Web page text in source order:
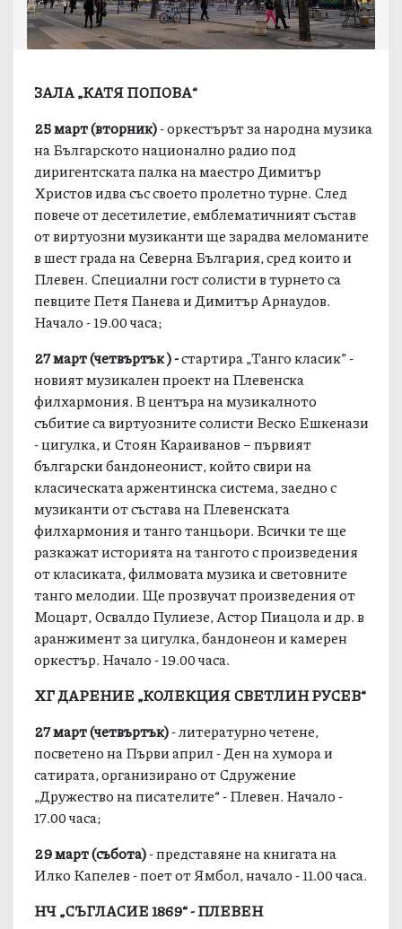
ЗАЛА „КАТЯ ПОПОВА“
25 март(вторник)- оркестърът за народна музика
на Българското национално радио под
диригентската палка на маестро Димитър
Христов идва със своето пролетно турне. След
повече от десетилетие, емблематичният състав
от виртуозни музиканти ще зарадва меломаните
в шест града на Северна България, сред които и
Плевен. Специални гост солисти в турнето са
певците Петя Панева и Димитър Арнаудов.
Начало - 19.00 часа;
27 март(четвъртък)-стартира „Танго класик” -
новият музикален проект на Плевенска
филхармония. В центъра на музикалното
събитие са виртуозните солисти Веско Ешкенази
- цигулка, и Стоян Караиванов – първият
български бандонеонист, който свири на
класическата аржентинска система, заедно с
музиканти от състава на Плевенската
филхармония и танго танцьори. Всички те ще
разкажат историята на тангото с произведения
от класиката, филмовата музика и световните
танго мелодии. Ще прозвучат произведения от
Моцарт, Освалдо Пулиезе, Астор Пиацола и др. в
аранжимент за цигулка, бандонеон и камерен
оркестър. Начало - 19.00 часа.
ХГ ДАРЕНИЕ „КОЛЕКЦИЯ СВЕТЛИН РУСЕВ“
27 март (четвъртък)- литературно четене,
посветено на Първи април - Ден на хумора и
сатирата, организирано от Сдружение
„Дружество на писателите“ - Плевен. Начало -
17.00 часа;
29 март (събота)- представяне на книгата на
Илко Капелев - поет от Ямбол, начало - 11.00 часа.
НЧ „СЪГЛАСИЕ 1869“ - ПЛЕВЕН